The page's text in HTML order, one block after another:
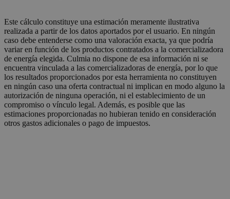
Este cálculo constituye una estimación meramente ilustrativa
realizada a partir de los datos aportados por el usuario. En ningún
caso debe entenderse como una valoración exacta, ya que podría
variar en función de los productos contratados a la comercializadora
de energía elegida. Culmia no dispone de esa información ni se
encuentra vinculada a las comercializadoras de energía, por lo que
los resultados proporcionados por esta herramienta no constituyen
en ningún caso una oferta contractual ni implican en modo alguno la
autorización de ninguna operación, ni el establecimiento de un
compromiso o vínculo legal. Además, es posible que las
estimaciones proporcionadas no hubieran tenido en consideración
otros gastos adicionales o pago de impuestos.